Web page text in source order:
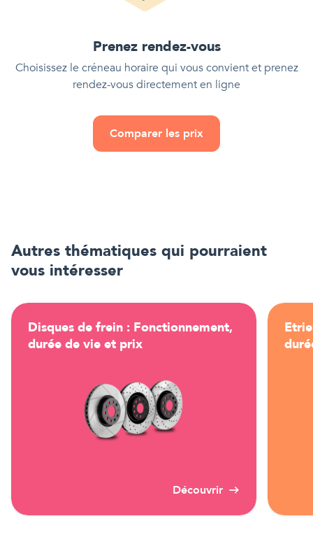
Prenez rendez-vous
Choisissez le créneau horaire qui vous convient et prenez
rendez-vous directement en ligne
Comparer les prix
Autres thématiques qui pourraient
vous intéresser
Disques de frein : Fonctionnement,
durée de vie et prix
Découvrir